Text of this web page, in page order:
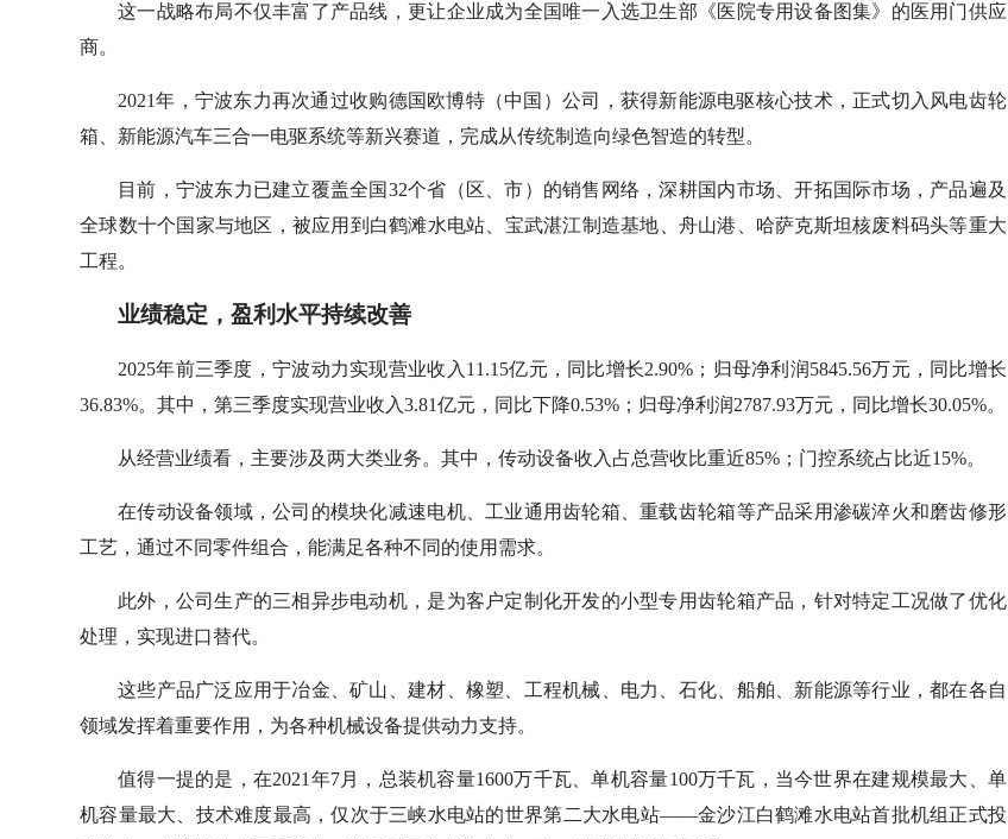
这一战略布局不仅丰富了产品线，更让企业成为全国唯一入选卫生部《医院专用设备图集》的医用门供应
商。
2021年，宁波东力再次通过收购德国欧博特（中国）公司，获得新能源电驱核心技术，正式切入风电齿轮
箱、新能源汽车三合一电驱系统等新兴赛道，完成从传统制造向绿色智造的转型。
目前，宁波东力已建立覆盖全国32个省（区、市）的销售网络，深耕国内市场、开拓国际市场，产品遍及
全球数十个国家与地区，被应用到白鹤滩水电站、宝武湛江制造基地、舟山港、哈萨克斯坦核废料码头等重大
工程。
业绩稳定，盈利水平持续改善
2025年前三季度，宁波动力实现营业收入11.15亿元，同比增长2.90%；归母净利润5845.56万元，同比增长
36.83%。其中，第三季度实现营业收入3.81亿元，同比下降0.53%；归母净利润2787.93万元，同比增长30.05%。
从经营业绩看，主要涉及两大类业务。其中，传动设备收入占总营收比重近85%；门控系统占比近15%。
在传动设备领域，公司的模块化减速电机、工业通用齿轮箱、重载齿轮箱等产品采用渗碳淬火和磨齿修形
工艺，通过不同零件组合，能满足各种不同的使用需求。
此外，公司生产的三相异步电动机，是为客户定制化开发的小型专用齿轮箱产品，针对特定工况做了优化
处理，实现进口替代。
这些产品广泛应用于冶金、矿山、建材、橡塑、工程机械、电力、石化、船舶、新能源等行业，都在各自
领域发挥着重要作用，为各种机械设备提供动力支持。
值得一提的是，在2021年7月，总装机容量1600万千瓦、单机容量100万千瓦，当今世界在建规模最大、单
机容量最大、技术难度最高，仅次于三峡水电站的世界第二大水电站——金沙江白鹤滩水电站首批机组正式投